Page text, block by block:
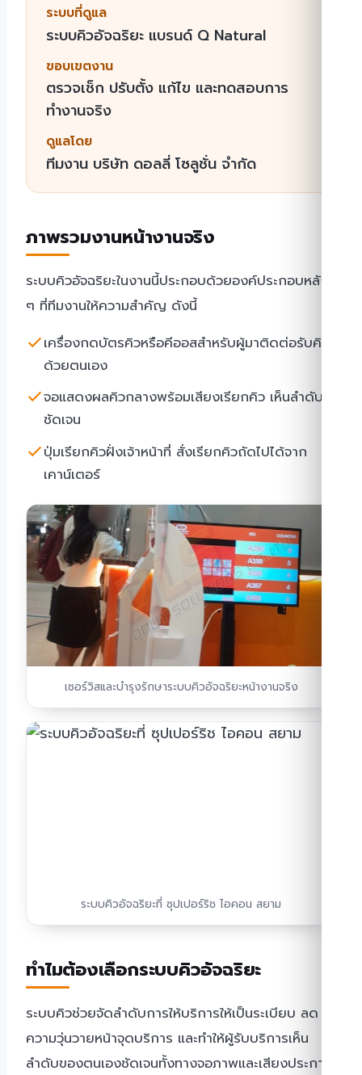
ระบบที่ดูแล
ระบบคิวอัจฉริยะ แบรนด์ Q Natural
ขอบเขตงาน
ตรวจเช็ก ปรับตั้ง แก้ไข และทดสอบการ
ทำงานจริง
ดูแลโดย
ทีมงาน บริษัท ดอลลี่ โซลูชั่น จำกัด
ภาพรวมงานหน้างานจริง
ระบบคิวอัจฉริยะในงานนี้ประกอบด้วยองค์ประกอบหลัก
ๆ ที่ทีมงานให้ความสำคัญ ดังนี้
เครื่องกดบัตรคิวหรือคีออสสำหรับผู้มาติดต่อรับคิว
ด้วยตนเอง
จอแสดงผลคิวกลางพร้อมเสียงเรียกคิว เห็นลำดับ
ชัดเจน
ปุ่มเรียกคิวฝั่งเจ้าหน้าที่ สั่งเรียกคิวถัดไปได้จาก
เคาน์เตอร์
เซอร์วิสและบำรุงรักษาระบบคิวอัจฉริยะหน้างานจริง
ระบบคิวอัจฉริยะที่ ซุปเปอร์ริช ไอคอน สยาม
ทำไมต้องเลือกระบบคิวอัจฉริยะ
ระบบคิวช่วยจัดลำดับการให้บริการให้เป็นระเบียบ ลด
ความวุ่นวายหน้าจุดบริการ และทำให้ผู้รับบริการเห็น
ลำดับของตนเองชัดเจนทั้งทางจอภาพและเสียงประกาศ